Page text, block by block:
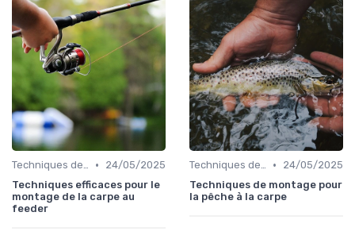
Techniques de Pêche •
24/05/2025
Techniques efficaces pour le
montage de la carpe au
feeder
Techniques de Pêche •
24/05/2025
Techniques de montage pour
la pêche à la carpe